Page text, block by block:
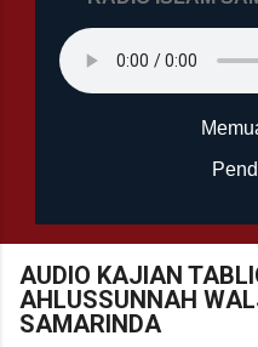
AUDIO KAJIAN
AHLUSSUNNAH
SAMARINDA